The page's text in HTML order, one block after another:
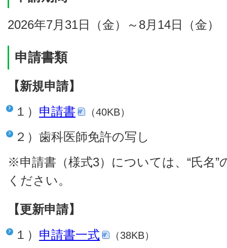
2026年7月31日（金）～8月14日（金）
申請書類
【新規申請】
１） 申請書 （40KB）
２）歯科医師免許の写し
※申請書（様式3）については、“氏名”
ください。
【更新申請】
１） 申請書一式 （38KB）